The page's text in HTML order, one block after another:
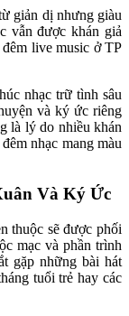
giản dị nhưng giàu
vẫn được khán giả
live music ở TP
nhạc trữ tình sâu
và ký ức riêng
là lý do nhiều khán
nhạc mang màu
Và Ký Ức
thuộc sẽ được phối
mạc và phần trình
gặp những bài hát
tuổi trẻ hay các